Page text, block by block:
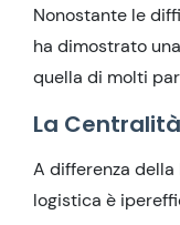
Nonostante le
ha dimostrato
quella di molti
La
A differenza della
logistica è